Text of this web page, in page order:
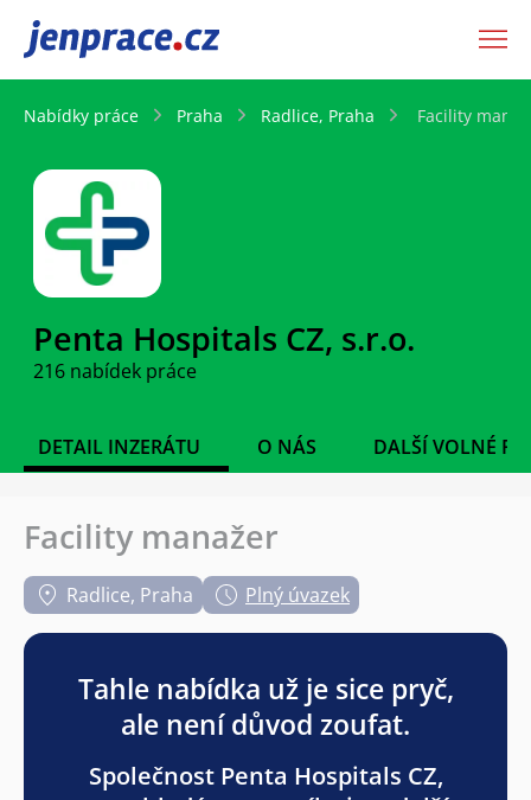
JenPráce.cz
Nabídky práce Praha Radlice, Praha Facility
Penta Hospitals CZ, s.r.o.
216 nabídek práce
DETAIL INZERÁTU O NÁS DALŠÍ VOLNÉ
Facility manažer
Radlice, Praha Plný úvazek
Tahle nabídka už je sice pryč,
ale není důvod zoufat.
Společnost Penta Hospitals CZ,